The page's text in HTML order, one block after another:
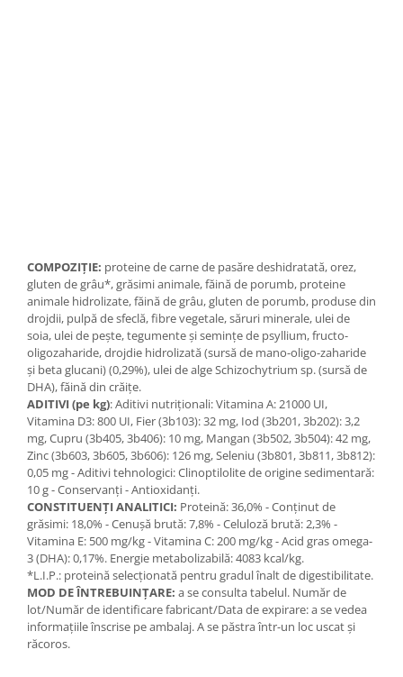
COMPOZIŢIE: proteine de carne de pasăre deshidratată, orez,
gluten de grâu*, grăsimi animale, făină de porumb, proteine
animale hidrolizate, făină de grâu, gluten de porumb, produse din
drojdii, pulpă de sfeclă, fibre vegetale, săruri minerale, ulei de
soia, ulei de peşte, tegumente şi seminţe de psyllium, fructo-
oligozaharide, drojdie hidrolizată (sursă de mano-oligo-zaharide
şi beta glucani) (0,29%), ulei de alge Schizochytrium sp. (sursă de
DHA), făină din crăiţe.
ADITIVI (pe kg): Aditivi nutriţionali: Vitamina A: 21000 UI,
Vitamina D3: 800 UI, Fier (3b103): 32 mg, Iod (3b201, 3b202): 3,2
mg, Cupru (3b405, 3b406): 10 mg, Mangan (3b502, 3b504): 42 mg,
Zinc (3b603, 3b605, 3b606): 126 mg, Seleniu (3b801, 3b811, 3b812):
0,05 mg - Aditivi tehnologici: Clinoptilolite de origine sedimentară:
10 g - Conservanţi - Antioxidanţi.
CONSTITUENŢI ANALITICI: Proteină: 36,0% - Conţinut de
grăsimi: 18,0% - Cenuşă brută: 7,8% - Celuloză brută: 2,3% -
Vitamina E: 500 mg/kg - Vitamina C: 200 mg/kg - Acid gras omega-
3 (DHA): 0,17%. Energie metabolizabilă: 4083 kcal/kg.
*L.I.P.: proteină selecţionată pentru gradul înalt de digestibilitate.
MOD DE ÎNTREBUINŢARE: a se consulta tabelul. Număr de
lot/Număr de identificare fabricant/Data de expirare: a se vedea
informaţiile înscrise pe ambalaj. A se păstra într-un loc uscat şi
răcoros.